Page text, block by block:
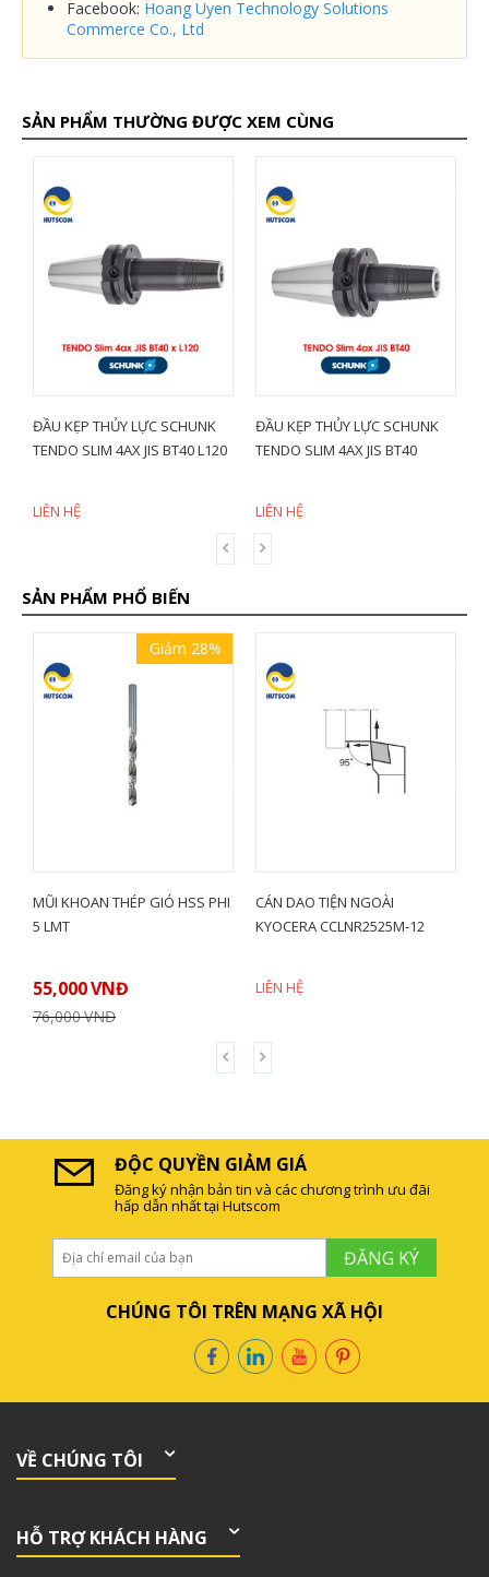
Facebook: Hoang Uyen Technology Solutions
Commerce Co., Ltd
SẢN PHẨM THƯỜNG ĐƯỢC XEM CÙNG
LỰC SCHUNK
4AX JIS BT40 L120
ĐẦU KẸP THỦY LỰC SCHUNK
TENDO SLIM 4AX JIS BT40
ĐẦU KẸP THỦY
TENDO SLIM 4AX
SẢN PHẨM PHỔ BIẾN
THÉP GIÓ HSS PHI
VNĐ
CÁN DAO TIỆN NGOÀI
KYOCERA CCLNR2525M-12
MẢNH DAO
ĐỘ 2 MẶT
ĐỘC QUYỀN GIẢM GIÁ
Đăng ký nhận bản tin và các chương trình ưu đãi
hấp dẫn nhất tại Hutscom
ĐĂNG KÝ
CHÚNG TÔI TRÊN MẠNG XÃ HỘI
VỀ CHÚNG TÔI
HỖ TRỢ KHÁCH HÀNG